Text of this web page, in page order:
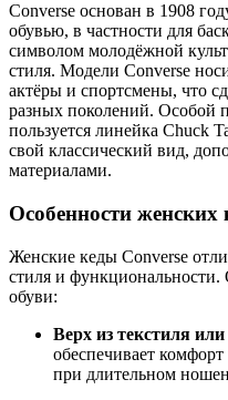
Converse основан в 1908
обувью, в частности для
символом молодёжной
стиля. Модели Converse
актёры и спортсмены, что
разных поколений. Особой
пользуется линейка Chuck
свой классический вид,
материалами.
Особенности женских
Женские кеды Converse
стиля и
обуви:
Верх из текстиля
обеспечивает
при длительном